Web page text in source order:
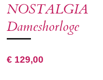
NOSTALGIA
Dameshorloge
€ 129,00